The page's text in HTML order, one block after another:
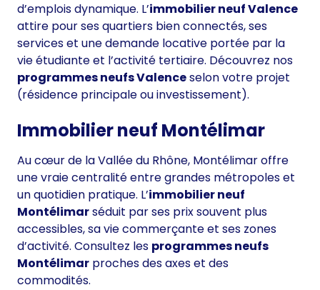
d’emplois dynamique. L’immobilier neuf Valence
attire pour ses quartiers bien connectés, ses
services et une demande locative portée par la
vie étudiante et l’activité tertiaire. Découvrez nos
programmes neufs Valenceselon votre projet
(résidence principale ou investissement).
Immobilier neuf Montélimar
Au cœur de la Vallée du Rhône, Montélimar offre
une vraie centralité entre grandes métropoles et
un quotidien pratique. L’immobilier neuf
Montélimarséduit par ses prix souvent plus
accessibles, sa vie commerçante et ses zones
d’activité. Consultez les programmes neufs
Montélimar proches des axes et des
commodités.